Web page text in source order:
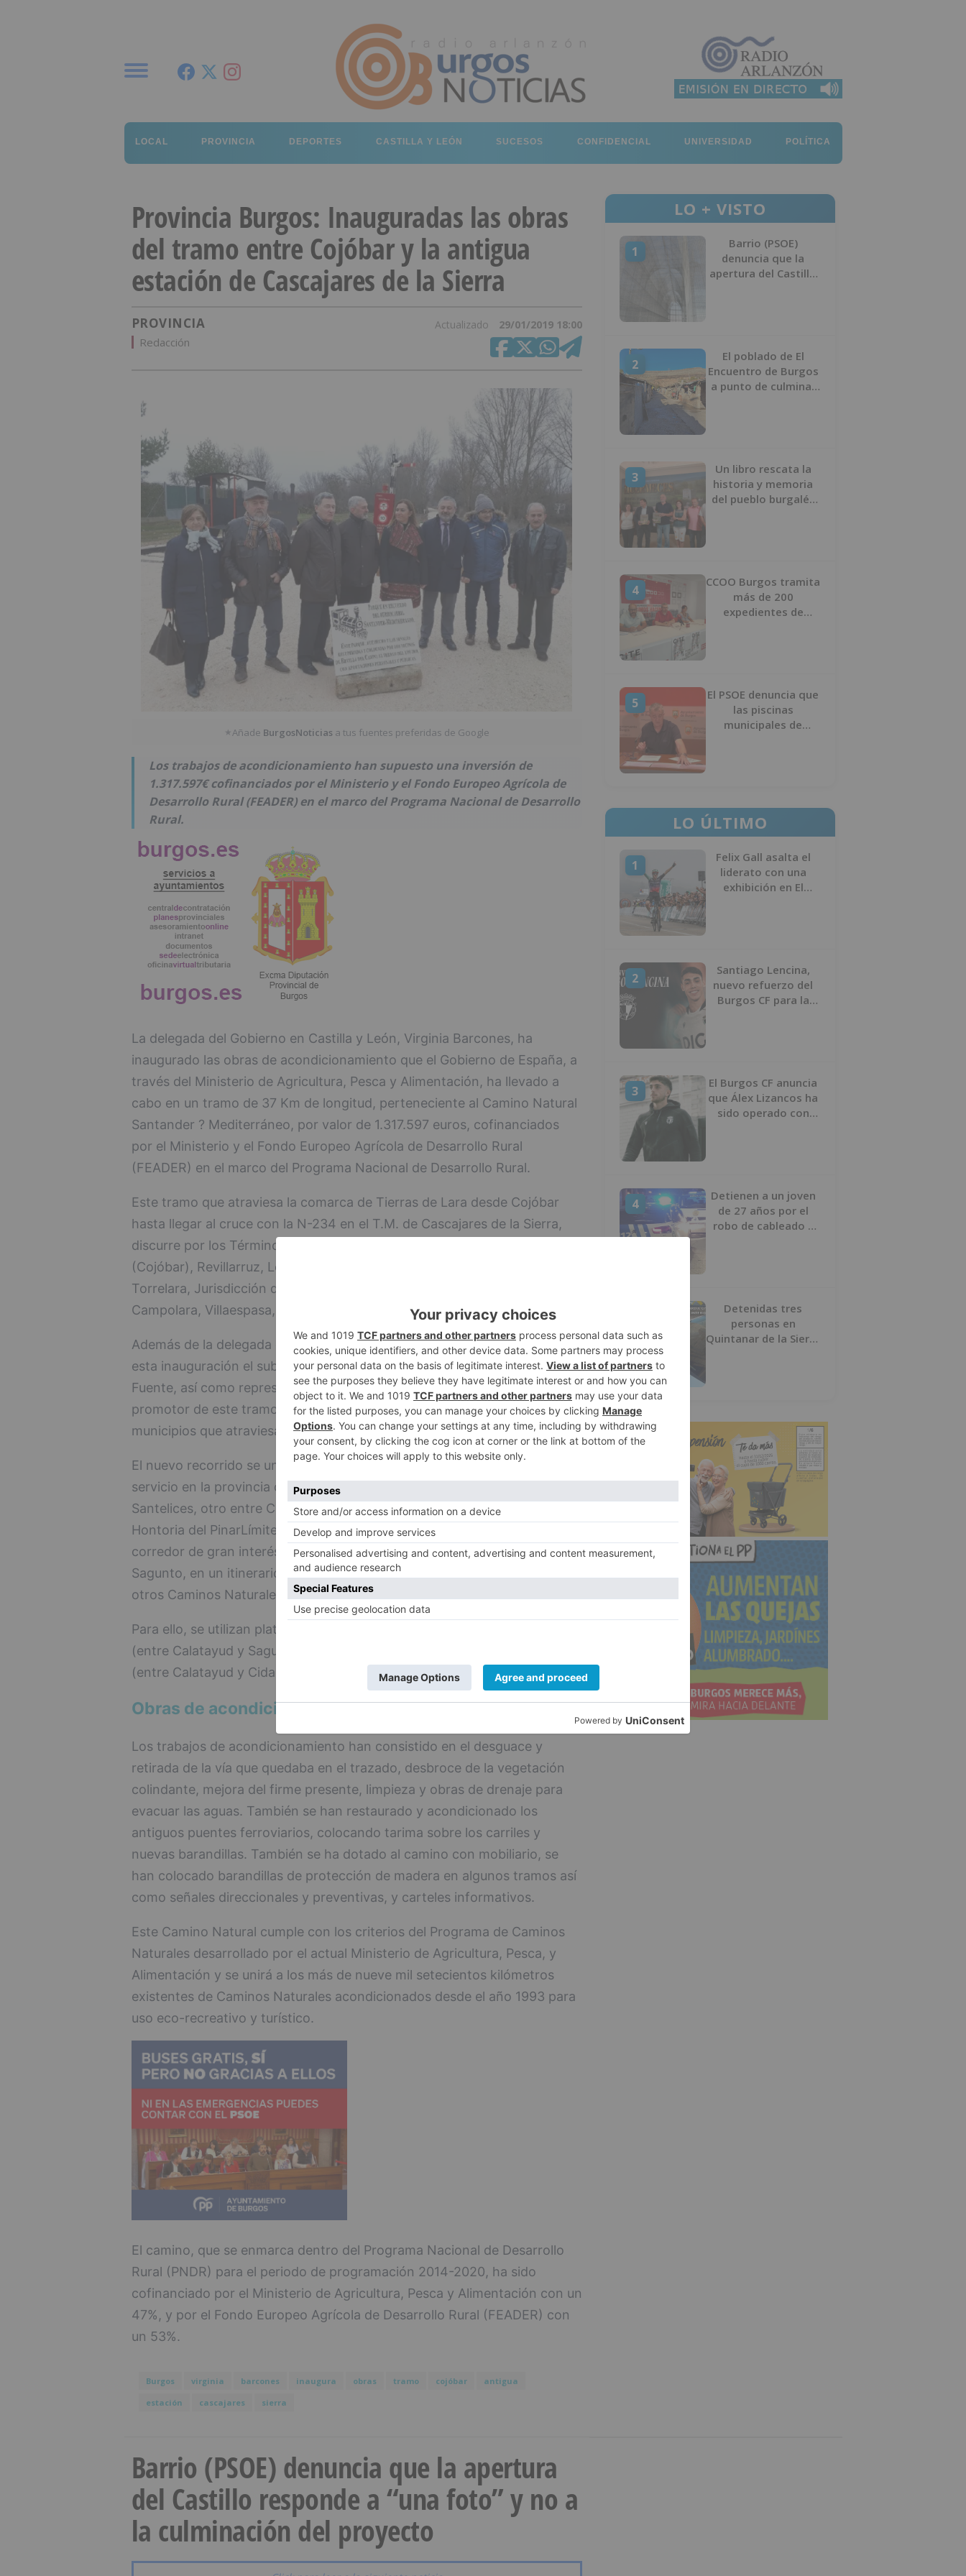
LOCAL PROVINCIA DEPORTES CASTILLA Y LEÓN SUCESOS CONFIDENCIAL UNIVERSIDAD POLÍTICA
Provincia Burgos: Inauguradas las obras
del tramo entre Cojóbar y la antigua
estación de Cascajares de la Sierra
PROVINCIA Actualizado 29/01/2019 18:00
Redacción
★Añade BurgosNoticias a tus fuentes preferidas de Google
Los trabajos de acondicionamiento han supuesto una inversión de
1.317.597€ cofinanciados por el Ministerio y el Fondo Europeo Agrícola de
Desarrollo Rural (FEADER) en el marco del Programa Nacional de Desarrollo
Rural.
La delegada del Gobierno en Castilla y León, Virginia Barcones, ha
inaugurado las obras de acondicionamiento que el Gobierno de España, a
través del Ministerio de Agricultura, Pesca y Alimentación, ha llevado a
cabo en un tramo de 37 Km de longitud, perteneciente al Camino Natural
Santander ? Mediterráneo, por valor de 1.317.597 euros, cofinanciados
por el Ministerio y el Fondo Europeo Agrícola de Desarrollo Rural
(FEADER) en el marco del Programa Nacional de Desarrollo Rural.
Este tramo que atraviesa la comarca de Tierras de Lara desde Cojóbar
hasta llegar al cruce con la N-234 en el T.M. de Cascajares de la Sierra,
discurre por los Términos Municipales de Modúbar de la Emparedada
(Cojóbar), Revillarruz, Los Ausines, Revilla del Campo (y Quintanalara),
Torrelara, Jurisdicción de Lara (Paules de Lara, Aceña de Lara, Lara),
Campolara, Villaespasa, Jaramillo Quemado y Cascajares de la Sierra.
Además de la delegada del Gobierno en Castilla y León, han asistido a
esta inauguración el subdelegado del Gobierno en Burgos, Pedro de la
Fuente, así como representantes de la Diputación de Burgos como
promotor de este tramo, representantes del Ministerio, y alcaldes de los
municipios que atraviesa este nuevo tramo.
El nuevo recorrido se une a otros tres tramos del Camino Natural ya en
servicio en la provincia de Burgos. Uno entre el túnel de La Engaña y
Santelices, otro entre Castellanos de Bureba y Quintanilla de Vivar, y el de
Hontoria del PinarLímite provincial. Estos tramos forman parte de un
corredor de gran interés que pretende unir Santander con el puerto de
Sagunto, en un itinerario de unos 566 kilómetros, conectándose con
otros Caminos Naturales ya en servicio, como el del Ebro.
Para ello, se utilizan plataformas del antiguo Ferrocarril Central de Aragón
(entre Calatayud y Sagunto) y del ferrocarril Santander-Mediterráneo
(entre Calatayud y Cidad Dosante), ambos actualmente en desuso.
Obras de acondicionamiento
Los trabajos de acondicionamiento han consistido en el desguace y
retirada de la vía que quedaba en el trazado, desbroce de la vegetación
colindante, mejora del firme presente, limpieza y obras de drenaje para
evacuar las aguas. También se han restaurado y acondicionado los
antiguos puentes ferroviarios, colocando tarima sobre los carriles y
nuevas barandillas. También se ha dotado al camino con mobiliario, se
han colocado barandillas de protección de madera en algunos tramos así
como señales direccionales y preventivas, y carteles informativos.
Este Camino Natural cumple con los criterios del Programa de Caminos
Naturales desarrollado por el actual Ministerio de Agricultura, Pesca, y
Alimentación y se unirá a los más de nueve mil setecientos kilómetros
existentes de Caminos Naturales acondicionados desde el año 1993 para
uso eco-recreativo y turístico.
El camino, que se enmarca dentro del Programa Nacional de Desarrollo
Rural (PNDR) para el periodo de programación 2014-2020, ha sido
cofinanciado por el Ministerio de Agricultura, Pesca y Alimentación con un
47%, y por el Fondo Europeo Agrícola de Desarrollo Rural (FEADER) con
un 53%.
Burgos virginia barcones inaugura obras tramo cojóbar
antigua
estación
cascajares sierra
LO + VISTO
1
Barrio (PSOE)
denuncia que la
apertura del Castillo
2
El poblado de El
Encuentro de Burgos
a punto de culminar
3
Un libro rescata la
historia y memoria
del pueblo burgalés
4
CCOO Burgos tramita
más de 200
expedientes de
5
El PSOE denuncia que
las piscinas
municipales de
LO ÚLTIMO
1
Felix Gall asalta el
liderato con una
exhibición en El
2
Santiago Lencina,
nuevo refuerzo del
Burgos CF para la
3
El Burgos CF anuncia
que Álex Lizancos ha
sido operado con
4
Detienen a un joven
de 27 años por el
robo de cableado y
Detenidas tres
personas en
Quintanar de la Sierra
Barrio (PSOE) denuncia que la apertura
del Castillo responde a “una foto” y no a
la culminación del proyecto